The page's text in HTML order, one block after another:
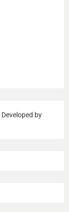
Developed by